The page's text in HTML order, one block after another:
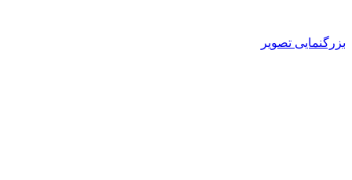
بزرگنمایی تصویر